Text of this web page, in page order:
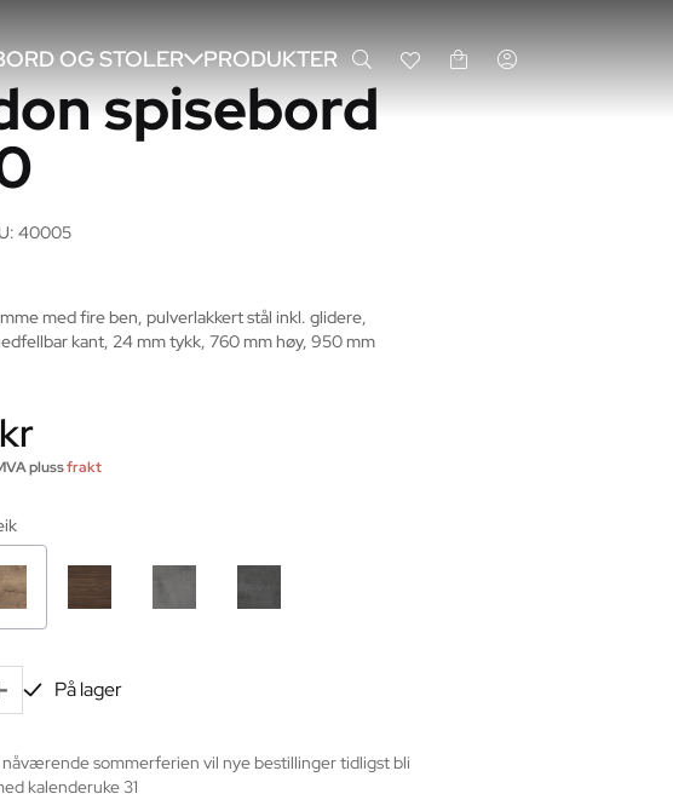
OG STOLER PRODUKTER
spisebord
40005
med fire ben, pulverlakkert stål inkl. glidere,
kant, 24 mm tykk, 760 mm høy, 950 mm
plussfrakt
På lager
nåværende sommerferien vil nye bestillinger tidligst bli
kalenderuke 31